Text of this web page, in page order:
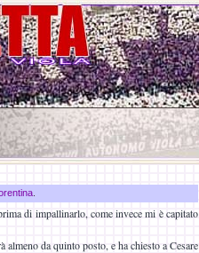
di impallinarlo, come invece mi è capitato
da quinto posto, e ha chiesto a Cesare